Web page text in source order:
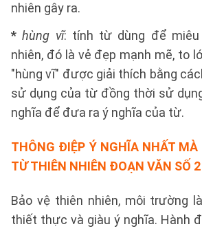
nhiên gây ra.
* hùng vĩ: tính từ dùng để
nhiên, đó là vẻ đẹp mạnh mẽ, to
"hùng vĩ" được giải thích bằng
sử dụng của từ đồng thời sử
nghĩa để đưa ra ý nghĩa của từ.
THÔNG ĐIỆP Ý NGHĨA NHẤT
TỪ THIÊN NHIÊN ĐOẠN VĂN SỐ 2
Bảo vệ thiên nhiên, môi trường
thiết thực và giàu ý nghĩa. Hành